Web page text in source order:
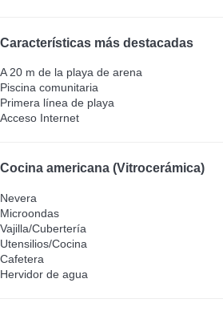
Características más destacadas
A 20 m de la playa de arena
Piscina comunitaria
Primera línea de playa
Acceso Internet
Cocina americana (Vitrocerámica)
Nevera
Microondas
Vajilla/Cubertería
Utensilios/Cocina
Cafetera
Hervidor de agua